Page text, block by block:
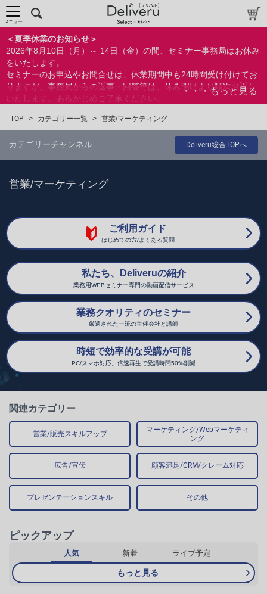
＜夏季休業のお知らせ＞
2026年8月10日（月）～ 14日（金）の間、セミナー事務局はお休み
をいたします。
セミナーのお申込やお問合せは、休業期間中も24時間受け付けてお
りますが、事務局からの返事・回答等は、休み明けより順次お返し
いたします。あらかじめご了承ください。
ができます。
メニュー
TOP > カテゴリー一覧 > 営業/マーケティング
カテゴリーチャンネル Deliveru総合TOPへ
営業/マーケティング
ご利用ガイド
はじめての方/よくある質問
私たち、Deliveruの紹介
業務用WEBセミナー専門の動画配信サービス
業務クオリティのセミナー
厳選された一流の主催会社と講師
時短で効率的な受講が可能
PC/スマホ対応。倍速再生で受講時間50%削減
関連カテゴリー
営業/販売スキルアップ
マーケティング/Webマーケティ
ング
広告/宣伝 顧客満足/CRM/クレーム対応
プレゼンテーションスキル その他
ピックアップ
人気 新着 ライブ予定
もっと見る